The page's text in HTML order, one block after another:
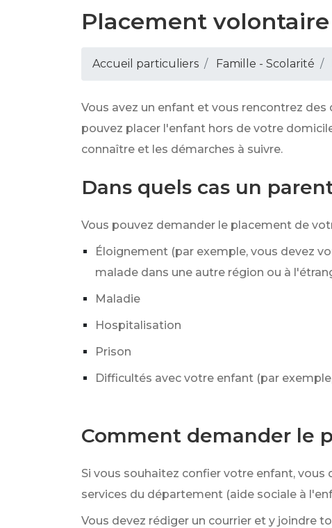
Placement
Accueil particuliers Famille - Scolarité
Vous avez un enfant et vous rencontrez
pouvez placer l'enfant hors de votre
connaître et les démarches à suivre.
Dans quels cas un
Vous pouvez demander le placement de
Éloignement (par exemple, vous devez
malade dans une autre région ou à
Maladie
Hospitalisation
Prison
Difficultés avec votre enfant (par
Comment demander le
Si vous souhaitez confier votre enfant, vous
services du département (aide sociale à
Vous devez rédiger un courrier et y joindre